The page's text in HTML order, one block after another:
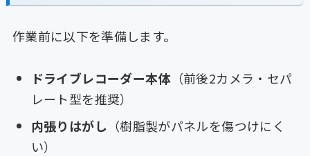
作業前に以下を準備します。
ドライブレコーダー本体（前後2カメラ・セパ
レート型を推奨）
内張りはがし （樹脂製がパネルを傷つけにく
い）